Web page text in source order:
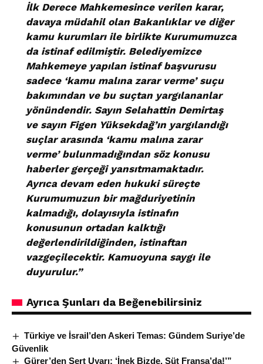
İlk Derece Mahkemesince verilen karar,
davaya müdahil olan Bakanlıklar ve diğer
kamu kurumları ile birlikte Kurumumuzca
da istinaf edilmiştir. Belediyemizce
Mahkemeye yapılan istinaf başvurusu
sadece ‘kamu malına zarar verme’ suçu
bakımından ve bu suçtan yargılananlar
yönündendir. Sayın Selahattin Demirtaş
ve sayın Figen Yüksekdağ’ın yargılandığı
suçlar arasında ‘kamu malına zarar
verme’ bulunmadığından söz konusu
haberler gerçeği yansıtmamaktadır.
Ayrıca devam eden hukuki süreçte
Kurumumuzun bir mağduriyetinin
kalmadığı, dolayısıyla istinafın
konusunun ortadan kalktığı
değerlendirildiğinden, istinaftan
vazgeçilecektir. Kamuoyuna saygı ile
duyurulur.”
Ayrıca Şunları da Beğenebilirsiniz
Türkiye ve İsrail’den Askeri Temas: Gündem Suriye’de
Güvenlik
Gürer’den Sert Uyarı: ‘İnek Bizde, Süt Fransa’da!’”